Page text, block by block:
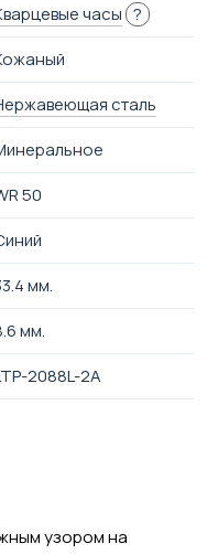
часы ?
сталь
50
мм.
мм.
2088L-2A
узором на